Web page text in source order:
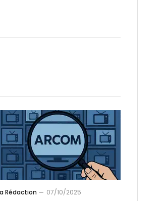
Rédaction 07/10/2025